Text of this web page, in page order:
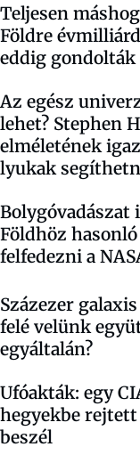
Teljesen
Földre
eddig gondolták
Az egész
lehet? Stephen
elméletének
lyukak
Bolygóvadászat
Földhöz
felfedezni a
Százezer
felé velünk
egyáltalán?
Ufóakták: egy
hegyekbe
beszél